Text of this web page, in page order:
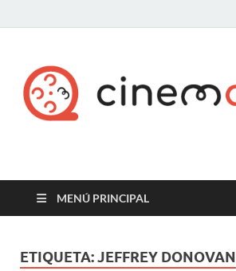
Cine maldito
MENÚ PRINCIPAL
ETIQUETA:JEFFREY DONOVAN